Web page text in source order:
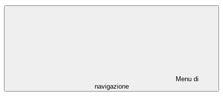
Menu di
navigazione